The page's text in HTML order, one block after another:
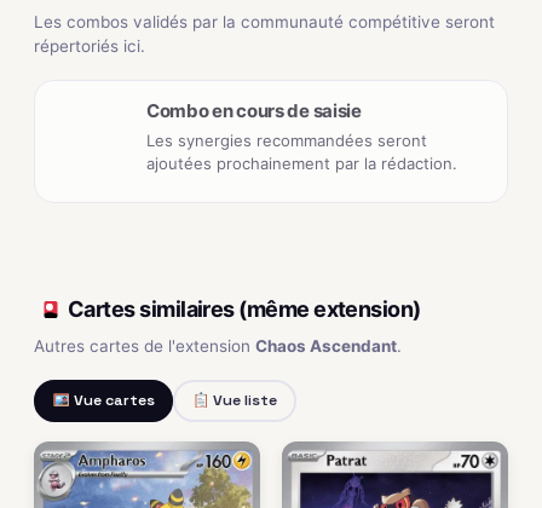
Les combos validés par la communauté compétitive seront
répertoriés ici.
Combo en cours de saisie
Les synergies recommandées seront
ajoutées prochainement par la rédaction.
Cartes similaires (même extension)
Autres cartes de l'extension Chaos Ascendant.
Vue cartes Vue liste